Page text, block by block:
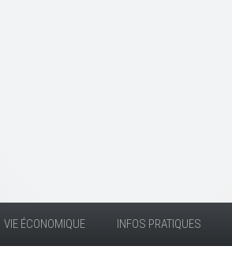
VIE ÉCONOMIQUE INFOS PRATIQUES